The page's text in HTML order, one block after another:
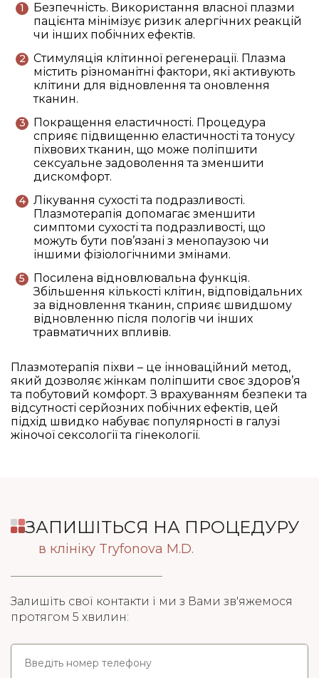
Безпечність. Використання власної плазми
пацієнта мінімізує ризик алергічних реакцій
чи інших побічних ефектів.
Стимуляція клітинної регенерації. Плазма
містить різноманітні фактори, які активують
клітини для відновлення та оновлення
тканин.
Покращення еластичності. Процедура
сприяє підвищенню еластичності та тонусу
піхвових тканин, що може поліпшити
сексуальне задоволення та зменшити
дискомфорт.
Лікування сухості та подразливості.
Плазмотерапія допомагає зменшити
симптоми сухості та подразливості, що
можуть бути пов’язані з менопаузою чи
іншими фізіологічними змінами.
Посилена відновлювальна функція.
Збільшення кількості клітин, відповідальних
за відновлення тканин, сприяє швидшому
відновленню після пологів чи інших
травматичних впливів.
Плазмотерапія піхви – це інноваційний метод,
який дозволяє жінкам поліпшити своє здоров’я
та побутовий комфорт. З врахуванням безпеки та
відсутності серйозних побічних ефектів, цей
підхід швидко набуває популярності в галузі
жіночої сексології та гінекології.
ЗАПИШІТЬСЯ НА ПРОЦЕДУРУ
в клініку Tryfonova M.D.
Залишіть свої контакти і ми з Вами зв'яжемося
протягом 5 хвилин: